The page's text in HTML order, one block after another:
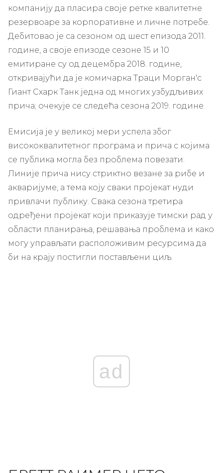
компанију да пласира своје ретке квалитетне
резервоаре за корпоративне и личне потребе.
Дебитовао је са сезоном од шест епизода 2011.
године, а своје епизоде ​​сезоне 15 и 10
емитиране су од децембра 2018. године,
откривајући да је комичарка Траци Морган'с
Гиант Схарк Танк једна од многих узбудљивих
прича; очекује се следећа сезона 2019. године.
Емисија је у великој мери успела због
висококвалитетног програма и прича с којима
се публика могла без проблема повезати.
Линије прича нису стриктно везане за рибе и
акваријуме, а тема коју сваки пројекат нуди
привлачи публику. Свака сезона третира
одређени пројекат који приказује тимски рад у
области планирања, решавања проблема и како
могу управљати расположивим ресурсима да
би на крају постигли постављени циљ.
ad